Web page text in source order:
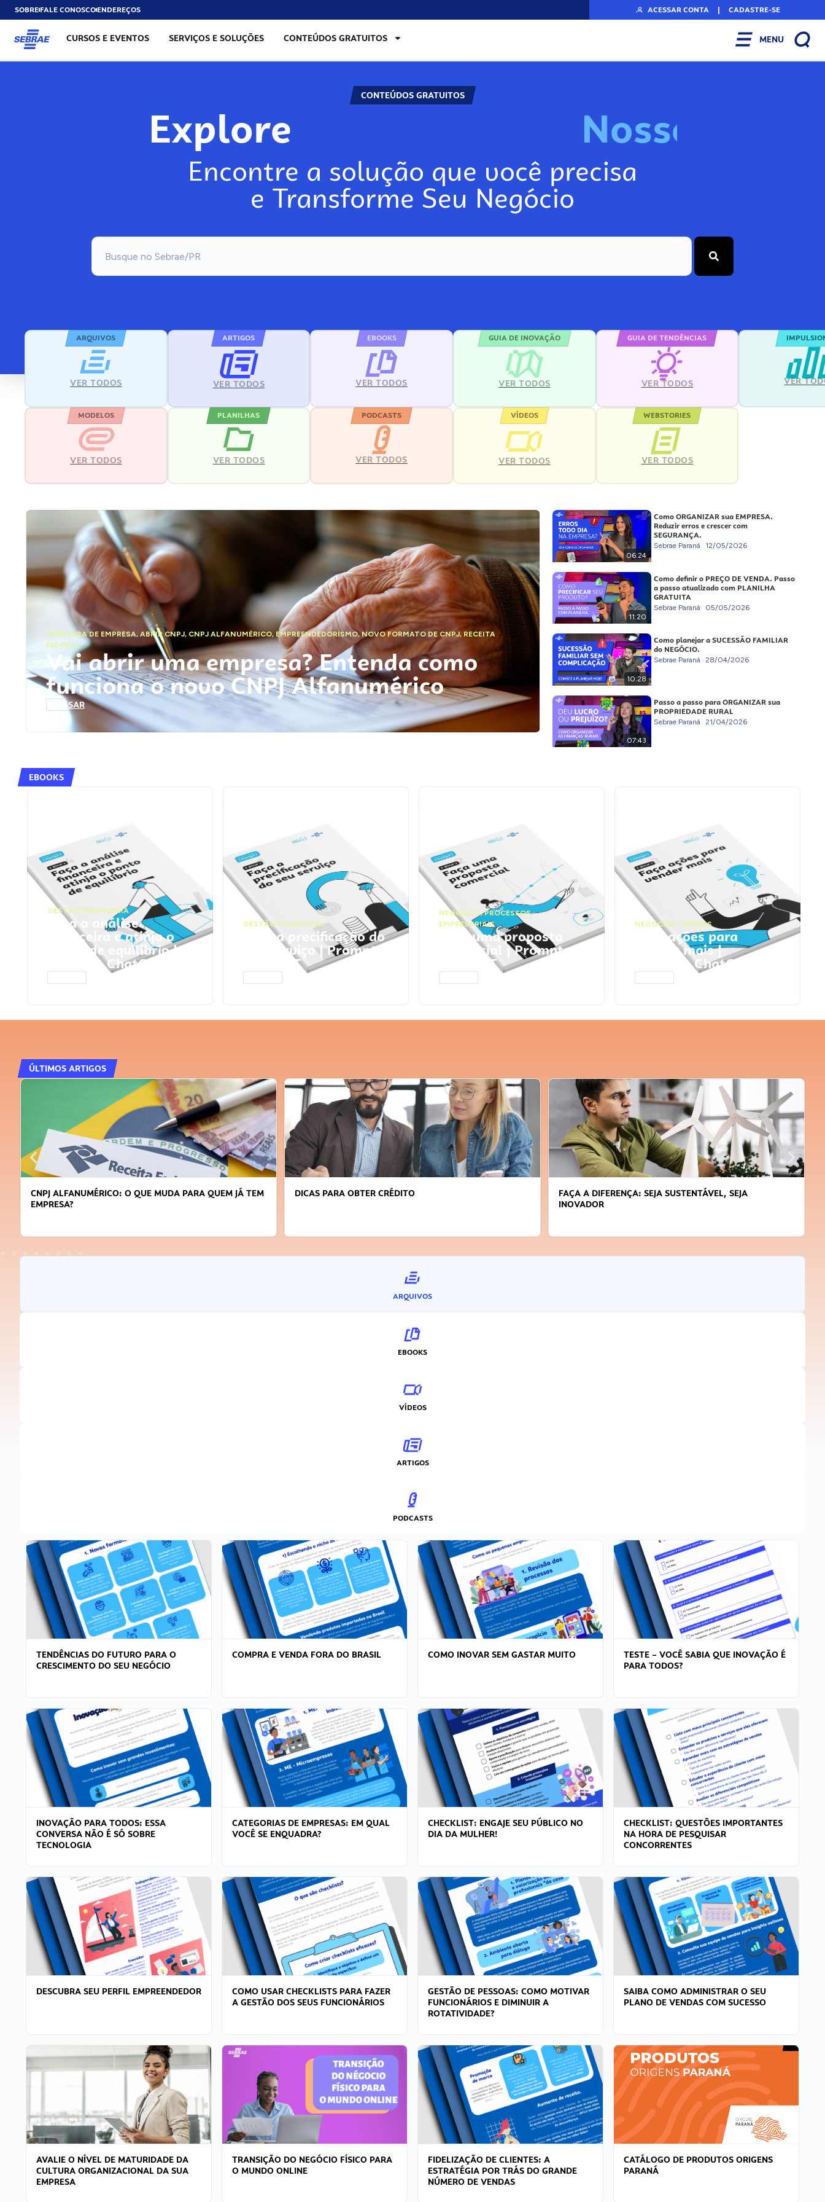
SOBREFALE CONOSCOENDEREÇOS ACESSAR CONTA | CADASTRE-SE
CURSOS E EVENTOS SERVIÇOS E SOLUÇÕES CONTEÚDOS GRATUITOS MENU
CONTEÚDOS GRATUITOS
Explore Nosso
Encontre a solução que você precisa
e Transforme Seu Negócio
ARQUIVOS
VER TODOS
ARTIGOS
VER TODOS
EBOOKS
VER TODOS
GUIA DE INOVAÇÃO
VER TODOS
GUIA DE TENDÊNCIAS
VER TODOS VER
MODELOS
VER TODOS
PLANILHAS
VER TODOS
PODCASTS
VER TODOS
VÍDEOS
VER TODOS
WEBSTORIES
VER TODOS
ABERTURA DE EMPRESA,ABRIR CNPJ, CNPJ ALFANUMÉRICO, EMPREENDEDORISMO,NOVO FORMATO DE CNPJ,RECEITA
FEDERAL
Vai abrir uma empresa? Entenda como
funciona o novo CNPJ Alfanumérico
ACESSAR
06:24
Como ORGANIZAR sua EMPRESA.
Reduzir erros e crescer com
SEGURANÇA.
Sebrae Paraná 12/05/2026
11:20
Como definir o PREÇO DE VENDA. Passo
a passo atualizado com PLANILHA
GRATUITA
Sebrae Paraná 05/05/2026
10:28
Como planejar a SUCESSÃO FAMILIAR
do NEGÓCIO.
Sebrae Paraná 28/04/2026
07:43
Passo a passo para ORGANIZAR sua
PROPRIEDADE RURAL
Sebrae Paraná 21/04/2026
EBOOKS
GESTÃO FINANCEIRA
Faça a análise
financeira e atinja o
ponto de equilíbrio |
Prompts ChatGPT
GESTÃO FINANCEIRA
Faça a precificação do
seu serviço | Prompts
ChatGPT
NEGÓCIOS,PROCESSOS
EMPRESARIAIS
Faça uma proposta
comercial | Prompts
ChatGPT
NEGÓCIOS, VENDAS
Faça ações para
vender mais |
Prompts ChatGPT
ÚLTIMOS ARTIGOS
CNPJ ALFANUMÉRICO: O QUE MUDA PARA QUEM JÁ TEM
EMPRESA?
DICAS PARA OBTER CRÉDITO
FAÇA A DIFERENÇA: SEJA SUSTENTÁVEL, SEJA
INOVADOR
ARQUIVOS
EBOOKS
VÍDEOS
ARTIGOS
PODCASTS
TENDÊNCIAS DO FUTURO PARA O
CRESCIMENTO DO SEU NEGÓCIO
COMPRA E VENDA FORA DO BRASIL COMO INOVAR SEM GASTAR MUITO
TESTE – VOCÊ SABIA QUE INOVAÇÃO É
PARA TODOS?
INOVAÇÃO PARA TODOS: ESSA
CONVERSA NÃO É SÓ SOBRE
TECNOLOGIA
CATEGORIAS DE EMPRESAS: EM QUAL
VOCÊ SE ENQUADRA?
CHECKLIST: ENGAJE SEU PÚBLICO NO
DIA DA MULHER!
CHECKLIST: QUESTÕES IMPORTANTES
NA HORA DE PESQUISAR
CONCORRENTES
DESCUBRA SEU PERFIL EMPREENDEDOR
COMO USAR CHECKLISTS PARA FAZER
A GESTÃO DOS SEUS FUNCIONÁRIOS
GESTÃO DE PESSOAS: COMO MOTIVAR
FUNCIONÁRIOS E DIMINUIR A
ROTATIVIDADE?
SAIBA COMO ADMINISTRAR O SEU
PLANO DE VENDAS COM SUCESSO
AVALIE O NÍVEL DE MATURIDADE DA
CULTURA ORGANIZACIONAL DA SUA
EMPRESA
TRANSIÇÃO DO NEGÓCIO FÍSICO PARA
O MUNDO ONLINE
FIDELIZAÇÃO DE CLIENTES: A
ESTRATÉGIA POR TRÁS DO GRANDE
NÚMERO DE VENDAS
CATÁLOGO DE PRODUTOS ORIGENS
PARANÁ